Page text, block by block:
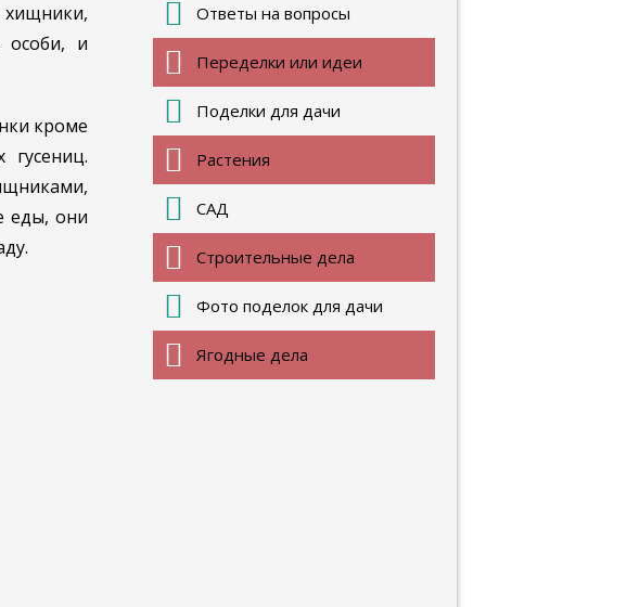
особи, и
кроме
еды, они
Ответы на вопросы
Переделки или идеи
Поделки для дачи
Растения
САД
Строительные дела
Фото поделок для дачи
Ягодные дела